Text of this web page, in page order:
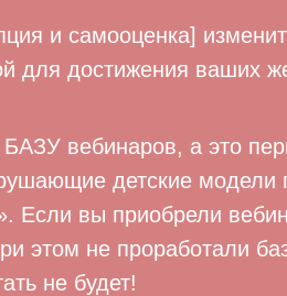
и самооценка]
для достижения ваших
вебинаров, а это
детские модели
Если вы приобрели
этом не проработали
не будет!